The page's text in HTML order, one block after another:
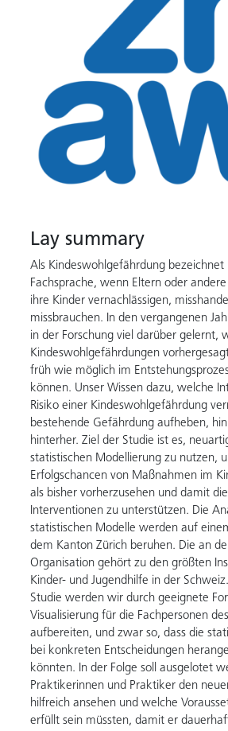
Lay summary
Als Kindeswohlgefährdung bezeichnet
Fachsprache, wenn Eltern oder
ihre Kinder vernachlässigen,
missbrauchen. In den vergangenen
in der Forschung viel darüber gelernt,
Kindeswohlgefährdungen
früh wie möglich im
können. Unser Wissen dazu, welche
Risiko einer Kindeswohlgefährdung
bestehende Gefährdung aufheben,
hinterher. Ziel der Studie ist es,
statistischen Modellierung zu nutzen,
Erfolgschancen von Maßnahmen im
als bisher vorherzusehen und damit
Interventionen zu unterstützen. Die
statistischen Modelle werden auf
dem Kanton Zürich beruhen. Die an
Organisation gehört zu den größten
Kinder- und Jugendhilfe in der
Studie werden wir durch geeignete
Visualisierung für die Fachpersonen
aufbereiten, und zwar so, dass die
bei konkreten Entscheidungen
könnten. In der Folge soll ausgelotet
Praktikerinnen und Praktiker den
hilfreich ansehen und welche
erfüllt sein müssten, damit er